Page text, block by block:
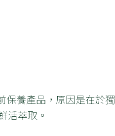
保養產品，原因是在於獨
活萃取。